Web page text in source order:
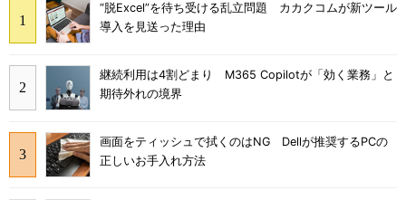
“脱Excel”を待ち受ける乱立問題 カカクコムが新ツール
導入を見送った理由
継続利用は4割どまり M365 Copilotが「効く業務」と
期待外れの境界
画面をティッシュで拭くのはNG Dellが推奨するPCの
正しいお手入れ方法